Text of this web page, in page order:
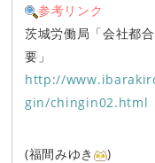
参考リンク
茨城労働局「会社都
要」
http://
gin/chingin02.html
(福間みゆき )